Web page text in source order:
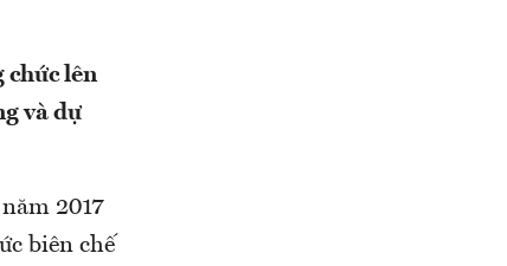
chức lên
và dự
2017
biên chế